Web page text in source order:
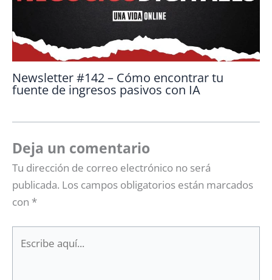
Newsletter #142 – Cómo encontrar tu
fuente de ingresos pasivos con IA
Deja un comentario
Tu dirección de correo electrónico no será
publicada. Los campos obligatorios están marcados
con *
aquí...